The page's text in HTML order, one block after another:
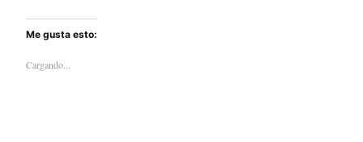
Me gusta esto:
Cargando...